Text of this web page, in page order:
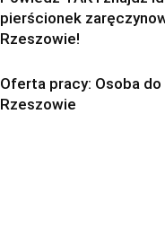
pierścionek
Rzeszowie!
Oferta pracy: Osoba
Rzeszowie